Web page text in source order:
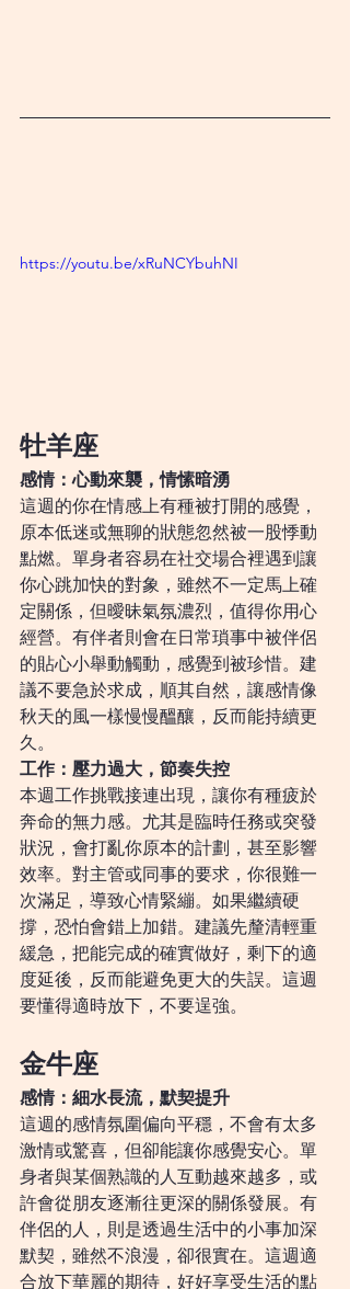
https://youtu.be/xRuNCYbuhNI
牡羊座
感情：心動來襲，情愫暗湧
這週的你在情感上有種被打開的感覺，
原本低迷或無聊的狀態忽然被一股悸動
點燃。單身者容易在社交場合裡遇到讓
你心跳加快的對象，雖然不一定馬上確
定關係，但曖昧氣氛濃烈，值得你用心
經營。有伴者則會在日常瑣事中被伴侶
的貼心小舉動觸動，感覺到被珍惜。建
議不要急於求成，順其自然，讓感情像
秋天的風一樣慢慢醞釀，反而能持續更
久。
工作：壓力過大，節奏失控
本週工作挑戰接連出現，讓你有種疲於
奔命的無力感。尤其是臨時任務或突發
狀況，會打亂你原本的計劃，甚至影響
效率。對主管或同事的要求，你很難一
次滿足，導致心情緊繃。如果繼續硬
撐，恐怕會錯上加錯。建議先釐清輕重
緩急，把能完成的確實做好，剩下的適
度延後，反而能避免更大的失誤。這週
要懂得適時放下，不要逞強。
金牛座
感情：細水長流，默契提升
這週的感情氛圍偏向平穩，不會有太多
激情或驚喜，但卻能讓你感覺安心。單
身者與某個熟識的人互動越來越多，或
許會從朋友逐漸往更深的關係發展。有
伴侶的人，則是透過生活中的小事加深
默契，雖然不浪漫，卻很實在。這週適
合放下華麗的期待，好好享受生活的點